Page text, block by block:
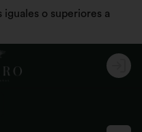
o superiores a
Login